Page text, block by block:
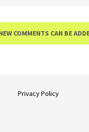
COMMENTS CAN BE
Privacy Policy